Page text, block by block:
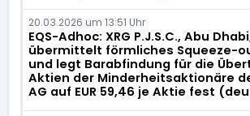
20.03.2026 um 13:51 Uhr
EQS-Adhoc: XRG P.J.S.C., Abu
übermittelt förmliches Squeeze-
und legt Barabfindung für die
Aktien der Minderheitsaktionäre
AG auf EUR 59,46 je Aktie fest